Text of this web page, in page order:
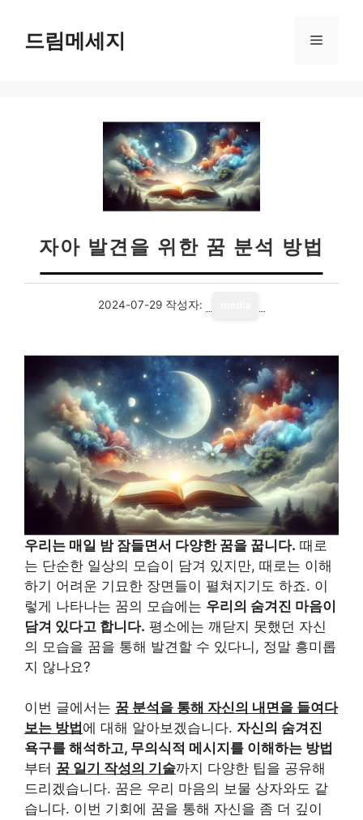
드림메세지 메
자아 발견을 위한 꿈 분석 방법
2024-07-29 작성자:
우리는 매일 밤 잠들면서 다양한 꿈을 꿉니다. 때로
는 단순한 일상의 모습이 담겨 있지만, 때로는 이해
하기 어려운 기묘한 장면들이 펼쳐지기도 하죠. 이
렇게 나타나는 꿈의 모습에는 우리의 숨겨진 마음이
담겨 있다고 합니다. 평소에는 깨닫지 못했던 자신
의 모습을 꿈을 통해 발견할 수 있다니, 정말 흥미롭
지 않나요?
이번 글에서는 꿈 분석을 통해 자신의 내면을 들여다
보는 방법 에 대해 알아보겠습니다. 자신의 숨겨진
욕구를 해석하고, 무의식적 메시지를 이해하는 방법
부터 꿈 일기 작성의 기술까지 다양한 팁을 공유해
드리겠습니다. 꿈은 우리 마음의 보물 상자와도 같
습니다. 이번 기회에 꿈을 통해 자신을 좀 더 깊이